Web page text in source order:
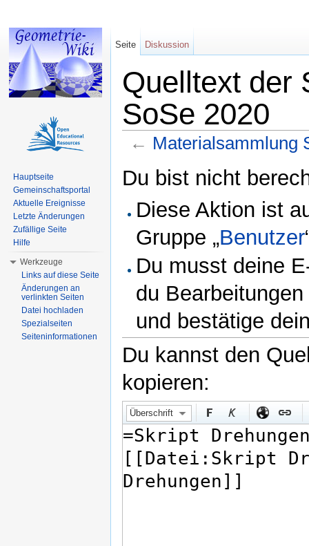
Quelltext der
SoSe 2020
← Materialsammlung
Du bist nicht
Diese Aktion ist
Gruppe „Benutzer
Du musst deine
du
und bestätige
Du kannst den
kopieren:
Überschrift
Seite Diskussion
Hauptseite
Gemeinschaftsportal
Aktuelle Ereignisse
Letzte Änderungen
Zufällige Seite
Hilfe
Werkzeuge
Links auf diese Seite
Änderungen an
verlinkten Seiten
Datei hochladen
Spezialseiten
Seiteninformationen